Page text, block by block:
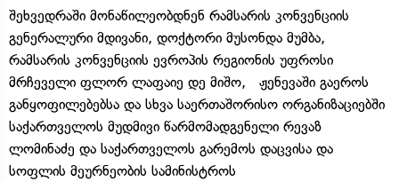
შეხვედრაში მონაწილეობდნენ რამსარის კონვენციის
გენერალური მდივანი, დოქტორი მუსონდა მუმბა,
რამსარის კონვენციის ევროპის რეგიონის უფროსი
მრჩეველი ფლორ ლაფაიე დე მიშო, ჟენევაში გაეროს
განყოფილებებსა და სხვა საერთაშორისო ორგანიზაციებში
საქართველოს მუდმივი წარმომადგენელი რევაზ
ლომინაძე და საქართველოს გარემოს დაცვისა და
სოფლის მეურნეობის სამინისტროს